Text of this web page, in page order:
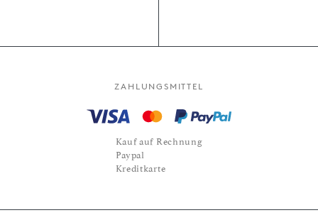
ZAHLUNGSMITTEL
Kauf auf Rechnung
Paypal
Kreditkarte